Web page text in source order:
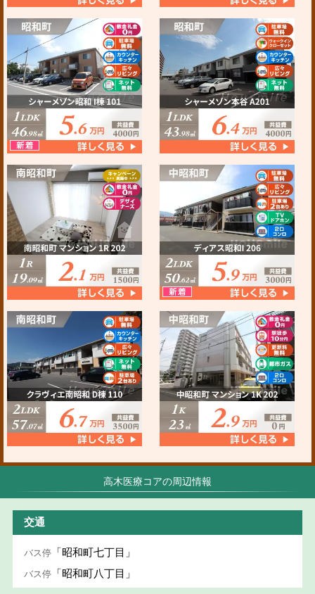
高木医療コアの周辺情報
交通
バス停 「昭和町七丁目」
バス停 「昭和町八丁目」